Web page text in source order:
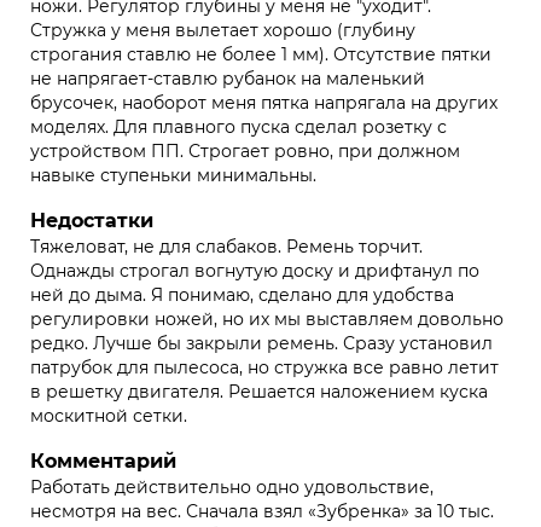
ножи. Регулятор глубины у меня не "уходит".
Стружка у меня вылетает хорошо (глубину
строгания ставлю не более 1 мм). Отсутствие пятки
не напрягает-ставлю рубанок на маленький
брусочек, наоборот меня пятка напрягала на других
моделях. Для плавного пуска сделал розетку с
устройством ПП. Строгает ровно, при должном
навыке ступеньки минимальны.
Недостатки
Тяжеловат, не для слабаков. Ремень торчит.
Однажды строгал вогнутую доску и дрифтанул по
ней до дыма. Я понимаю, сделано для удобства
регулировки ножей, но их мы выставляем довольно
редко. Лучше бы закрыли ремень. Сразу установил
патрубок для пылесоса, но стружка все равно летит
в решетку двигателя. Решается наложением куска
москитной сетки.
Комментарий
Работать действительно одно удовольствие,
несмотря на вес. Сначала взял «Зубренка» за 10 тыс.